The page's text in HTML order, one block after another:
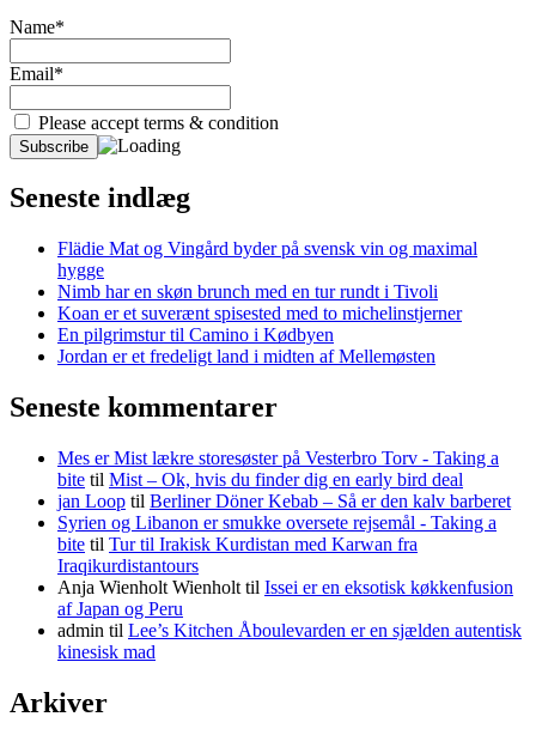
Name*
Email*
Please accept terms & condition
Seneste indlæg
Flädie Mat og Vingård byder på svensk vin og maximal
hygge
Nimb har en skøn brunch med en tur rundt i Tivoli
Koan er et suverænt spisested med to michelinstjerner
En pilgrimstur til Camino i Kødbyen
Jordan er et fredeligt land i midten af Mellemøsten
Seneste kommentarer
Mes er Mist lækre storesøster på Vesterbro Torv - Taking a
bite til Mist – Ok, hvis du finder dig en early bird deal
jan Loop til Berliner Döner Kebab – Så er den kalv barberet
Syrien og Libanon er smukke oversete rejsemål - Taking a
bite til Tur til Irakisk Kurdistan med Karwan fra
Iraqikurdistantours
Anja Wienholt Wienholt til Issei er en eksotisk køkkenfusion
af Japan og Peru
admin til Lee’s Kitchen Åboulevarden er en sjælden autentisk
kinesisk mad
Arkiver